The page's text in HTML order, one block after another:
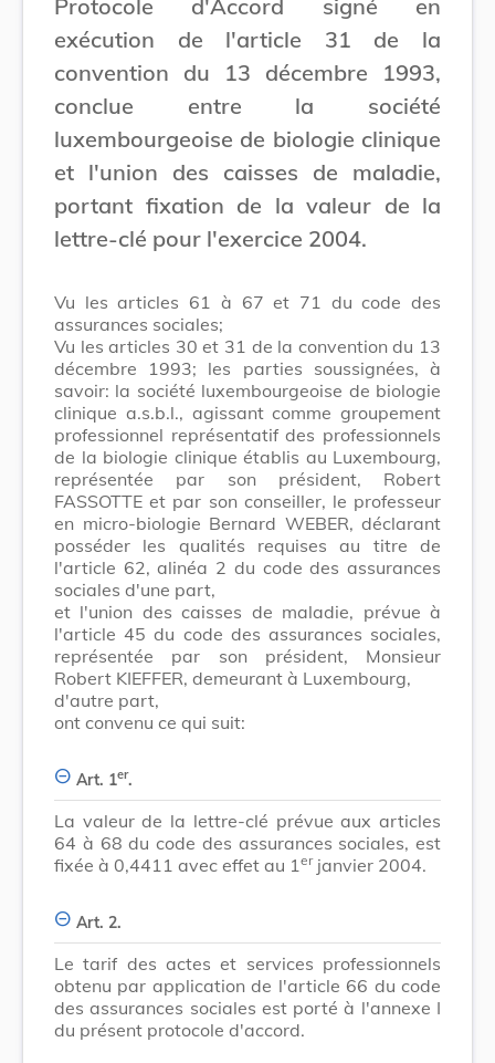
Protocole d'Accord signé en
exécution de l'article 31 de la
convention du 13 décembre 1993,
conclue entre la société
luxembourgeoise de biologie clinique
et l'union des caisses de maladie,
portant fixation de la valeur de la
lettre-clé pour l'exercice 2004.
Vu les articles 61 à 67 et 71 du code des
assurances sociales;
Vu les articles 30 et 31 de la convention du 13
décembre 1993; les parties soussignées, à
savoir: la société luxembourgeoise de biologie
clinique a.s.b.l., agissant comme groupement
professionnel représentatif des professionnels
de la biologie clinique établis au Luxembourg,
représentée par son président, Robert
FASSOTTE et par son conseiller, le professeur
en micro-biologie Bernard WEBER, déclarant
posséder les qualités requises au titre de
l'article 62, alinéa 2 du code des assurances
sociales d'une part,
et l'union des caisses de maladie, prévue à
l'article 45 du code des assurances sociales,
représentée par son président, Monsieur
Robert KIEFFER, demeurant à Luxembourg,
d'autre part,
ont convenu ce qui suit:
Art. 1er.
La valeur de la lettre-clé prévue aux articles
64 à 68 du code des assurances sociales, est
fixée à 0,4411 avec effet au 1 erjanvier 2004.
Art. 2.
Le tarif des actes et services professionnels
obtenu par application de l'article 66 du code
des assurances sociales est porté à l'annexe I
du présent protocole d'accord.